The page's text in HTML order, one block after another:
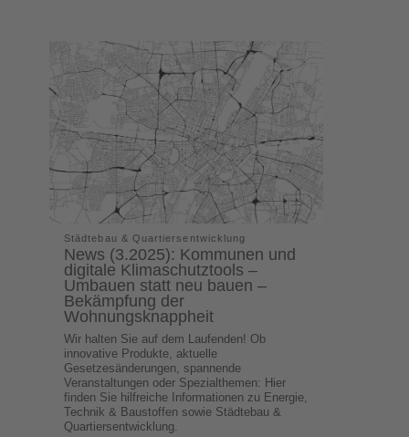
Städtebau & Quartiersentwicklung
News (3.2025): Kommunen und
digitale Klimaschutztools –
Umbauen statt neu bauen –
Bekämpfung der
Wohnungsknappheit
Wir halten Sie auf dem Laufenden! Ob
innovative Produkte, aktuelle
Gesetzesänderungen, spannende
Veranstaltungen oder Spezialthemen: Hier
finden Sie hilfreiche Informationen zu Energie,
Technik & Baustoffen sowie Städtebau &
Quartiersentwicklung.